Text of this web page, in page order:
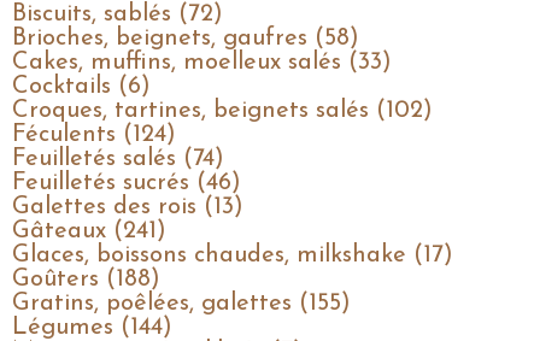
Biscuits, sablés (72)
Brioches, beignets, gaufres (58)
Cakes, muffins, moelleux salés (33)
Cocktails (6)
Croques, tartines, beignets salés (102)
Féculents (124)
Feuilletés salés (74)
Feuilletés sucrés (46)
Galettes des rois (13)
Gâteaux (241)
Glaces, boissons chaudes, milkshake (17)
Goûters (188)
Gratins, poêlées, galettes (155)
Légumes (144)